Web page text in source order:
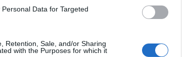
Data for Targeted
Retention, Sale, and/or Sharing
with the Purposes for which it